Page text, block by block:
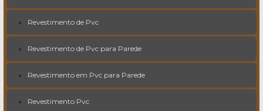
Revestimento de Pvc
Revestimento de Pvc para Parede
Revestimento em Pvc para Parede
Revestimento Pvc